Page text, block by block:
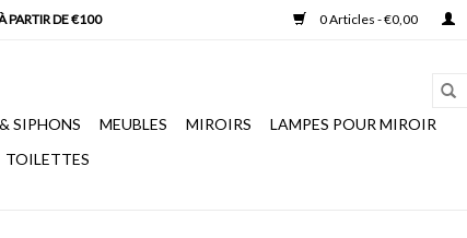
0 Articles - €0,00
SIPHONS MEUBLES MIROIRS
LAMPES POUR MIROIR
TOILETTES